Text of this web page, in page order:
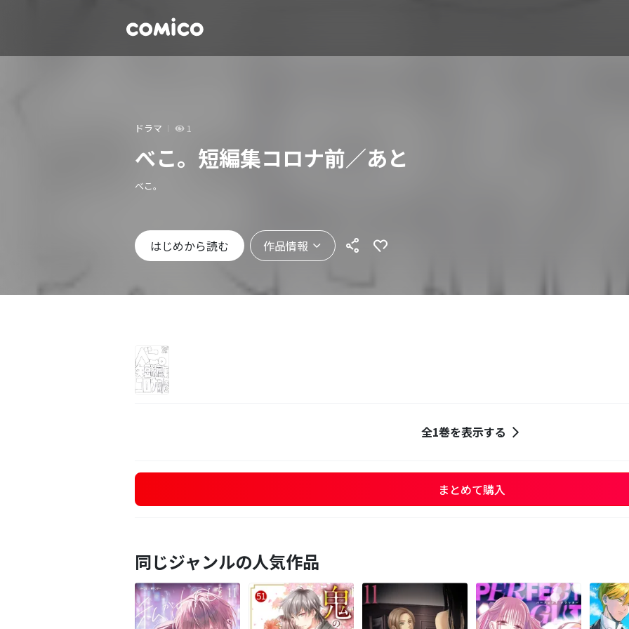
ドラマ 1
べこ。短編集コロナ前／あと
べこ。
はじめから読む 作品情報
全1巻を表示する
まとめて購入
同じジャンルの人気作品